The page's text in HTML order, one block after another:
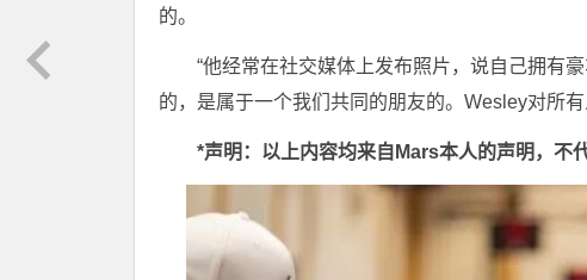
的。
“他经常在社交媒体上发布照片，说自己拥有
的，是属于一个我们共同的朋友的。Wesley对所
*声明：以上内容均来自Mars本人的声明，不